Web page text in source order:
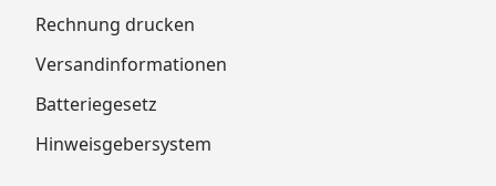
Rechnung drucken
Versandinformationen
Batteriegesetz
Hinweisgebersystem